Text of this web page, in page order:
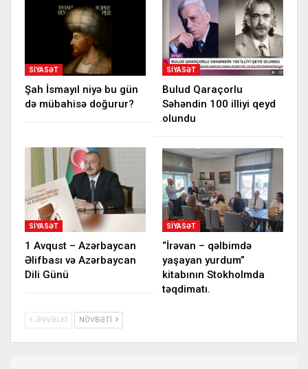
SIYASƏT
Şah İsmayıl niyə bu gün
də mübahisə doğurur?
SIYASƏT
Bulud Qaraçorlu
Səhəndin 100 illiyi qeyd
olundu
SIYASƏT
1 Avqust – Azərbaycan
Əlifbası və Azərbaycan
Dili Günü
SIYASƏT
“İrəvan – qəlbimdə
yaşayan yurdum”
kitabının Stokholmda
təqdimatı.
ƏVVƏLKI NÖVBƏTI